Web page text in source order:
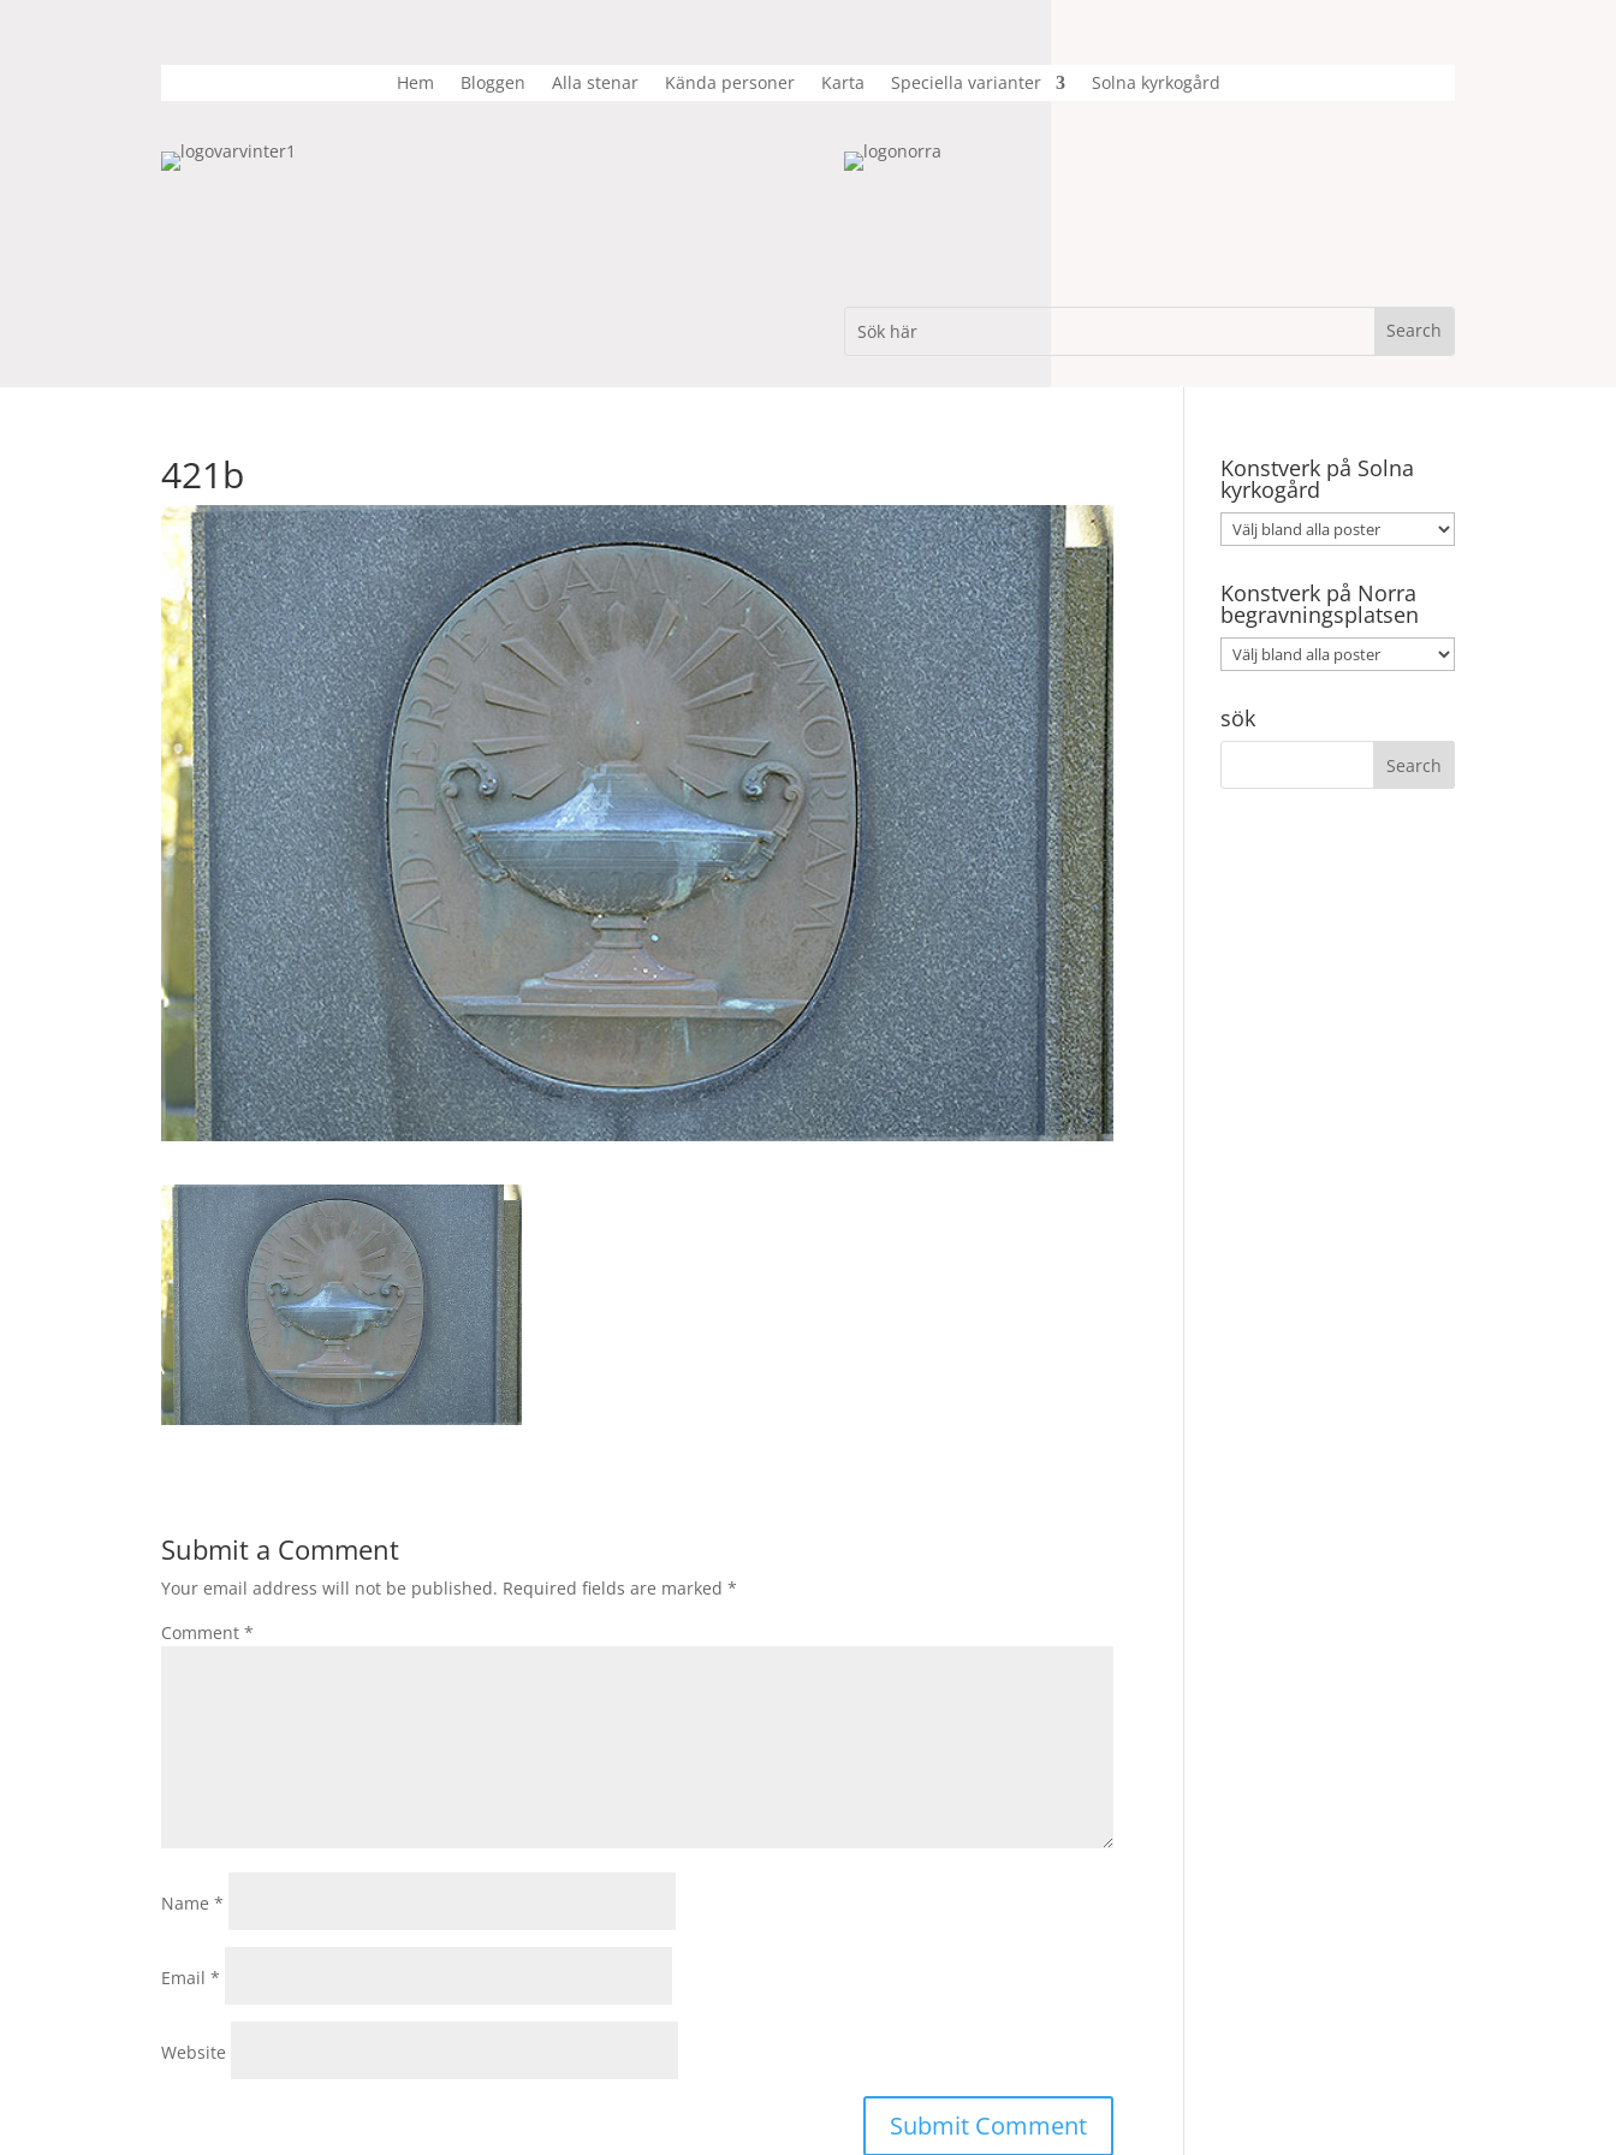
Hem Bloggen Alla stenar Kända personer Karta Speciella varianter Solna kyrkogård
421b
Submit a Comment
Your email address will not be published. Required fields are marked*
Comment*
Name*
Email*
Website
Konstverk på Solna
kyrkogård
Konstverk på Norra
begravningsplatsen
sök